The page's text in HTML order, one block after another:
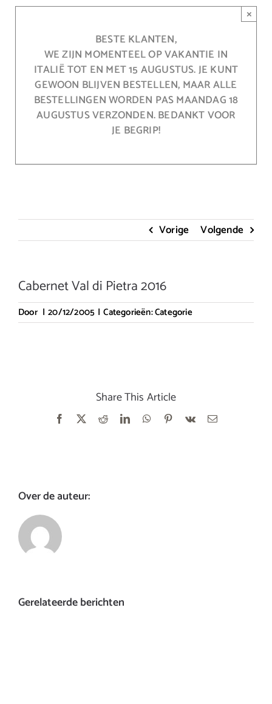
BESTE KLANTEN,
WE ZIJN MOMENTEEL OP VAKANTIE IN
ITALIË TOT EN MET 15 AUGUSTUS. JE KUNT
GEWOON BLIJVEN BESTELLEN, MAAR ALLE
BESTELLINGEN WORDEN PAS MAANDAG 18
AUGUSTUS VERZONDEN. BEDANKT VOOR
JE BEGRIP!
×
Vorige Volgende
Cabernet Val di Pietra 2016
Door | 20/12/2005 | Categorieën:Categorie
Share This Article
Facebook RedditLinkedInWhatsApp
Pinterest
Vk
E-
Over de auteur:
Gerelateerde berichten